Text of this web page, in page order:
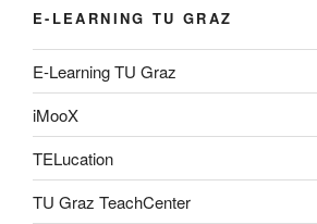
E-LEARNING TU GRAZ
E-Learning TU Graz
iMooX
TELucation
TU Graz TeachCenter